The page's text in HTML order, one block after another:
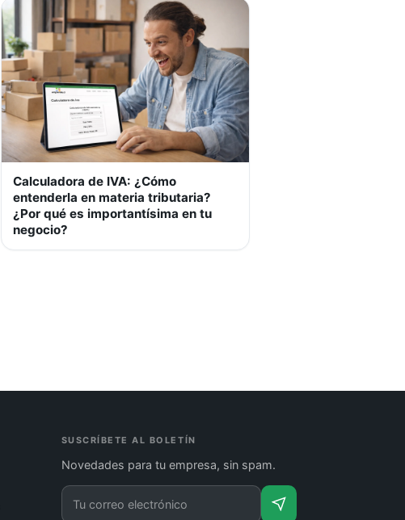
Calculadora de IVA: ¿Cómo
entenderla en materia tributaria?
¿Por qué es importantísima en tu
negocio?
SUSCRÍBETE AL BOLETÍN
Novedades para tu empresa, sin spam.